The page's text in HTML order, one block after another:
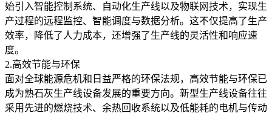
始引入智能控制系统、自动化生产线以及物联网技术，实现生
产过程的远程监控、智能调度与数据分析。这不仅提高了生产
效率，降低了人力成本，还增强了生产线的灵活性和响应速
度。
2.高效节能与环保
面对全球能源危机和日益严格的环保法规，高效节能与环保已
成为熟石灰生产线设备发展的重要方向。新型生产线设备往往
采用先进的燃烧技术、余热回收系统以及低能耗的电机与传动